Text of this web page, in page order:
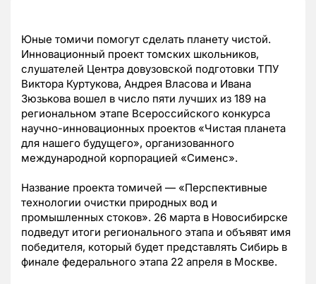
Юные томичи помогут сделать планету чистой.
Инновационный проект томских школьников,
слушателей Центра довузовской подготовки ТПУ
Виктора Куртукова, Андрея Власова и Ивана
Зюзькова вошел в число пяти лучших из 189 на
региональном этапе Всероссийского конкурса
научно-инновационных проектов «Чистая планета
для нашего будущего», организованного
международной корпорацией «Сименс».
Название проекта томичей — «Перспективные
технологии очистки природных вод и
промышленных стоков». 26 марта в Новосибирске
подведут итоги регионального этапа и объявят имя
победителя, который будет представлять Сибирь в
финале федерального этапа 22 апреля в Москве.